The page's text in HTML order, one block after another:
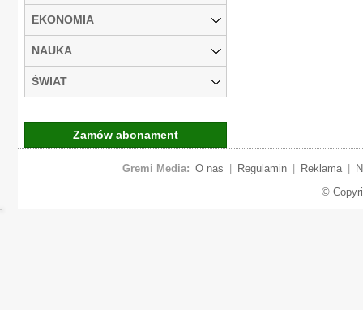
EKONOMIA
NAUKA
ŚWIAT
Zamów abonament
Gremi Media: O nas Regulamin Reklama
©